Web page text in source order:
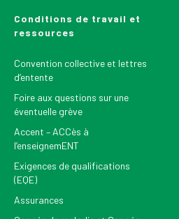
Conditions de travail et
ressources
Convention collective et lettres
d’entente
Foire aux questions sur une
éventuelle grève
Accent – ACCès à
l’enseignemENT
Exigences de qualifications
(EQE)
Assurances